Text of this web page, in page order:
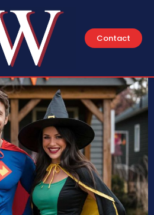
Contact